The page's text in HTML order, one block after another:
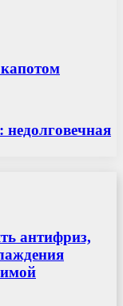
антифриз,